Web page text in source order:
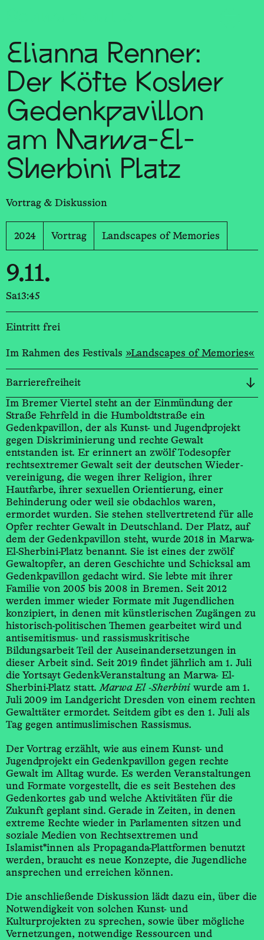
Elianna Renner:
Der Köfte Kosher
Gedenkpavillon
am Marwa-El-
Sherbini Platz
Vortrag & Diskussion
2024 Vortrag Landscapes of Memories
9.11.
Sa13:45
Eintritt frei
Im Rahmen des Festivals »Landscapes of Memories«
Barrierefreiheit
Im Bremer Viertel steht an der Einmündung der
Straße Fehrfeld in die Humboldt­straße ein
Gedenkpavillon, der als Kunst- und Jugendprojekt
gegen Diskriminierung und rechte Gewalt
entstanden ist. Er erinnert an zwölf Todesopfer
rechtsextremer Gewalt seit der deutschen Wieder­
vereinigung, die wegen ihrer Religion, ihrer
Hautfarbe, ihrer sexuellen Orientierung, einer
Behinderung oder weil sie obdachlos waren,
ermordet wurden. Sie stehen stellvertretend für alle
Opfer rechter Gewalt in Deutschland. Der Platz, auf
dem der Gedenkpavillon steht, wurde 2018 in Marwa-
El-Sherbini-Platz benannt. Sie ist eines der zwölf
Gewaltopfer, an deren Geschichte und Schicksal am
Gedenkpavillon gedacht wird. Sie lebte mit ihrer
Familie von 2005 bis 2008 in Bremen. Seit 2012
werden immer wieder Formate mit Jugendlichen
konzipiert, in denen mit künstlerischen Zugängen zu
historisch-politischen Themen gearbeitet wird und
antisemitismus- und rassismus­kritische
Bildungsarbeit Teil der Auseinandersetzungen in
dieser Arbeit sind. Seit 2019 findet jährlich am 1. Juli
die Yortsayt Gedenk-Veranstaltung an Marwa- El-
Sherbini-Platz statt. Marwa El -Sherbini wurde am 1.
Juli 2009 im Landgericht Dresden von einem rechten
Gewalttäter ermordet. Seitdem gibt es den 1. Juli als
Tag gegen antimuslimischen Rassismus.
Der Vortrag erzählt, wie aus einem Kunst- und
Jugendprojekt ein Gedenkpavillon gegen rechte
Gewalt im Alltag wurde. Es werden Veranstaltungen
und Formate vorgestellt, die es seit Bestehen des
Gedenkortes gab und welche Aktivitäten für die
Zukunft geplant sind. Gerade in Zeiten, in denen
extreme Rechte wieder in Parlamenten sitzen und
soziale Medien von Rechtsextremen und
Islamist*innen als Propaganda-­Plattformen benutzt
werden, braucht es neue Konzepte, die Jugendliche
ansprechen und erreichen können.
Die anschließende Diskussion lädt dazu ein, über die
Notwendigkeit von solchen Kunst- und
Kulturprojekten zu sprechen, sowie über mögliche
Vernetzungen, notwendige Ressourcen und